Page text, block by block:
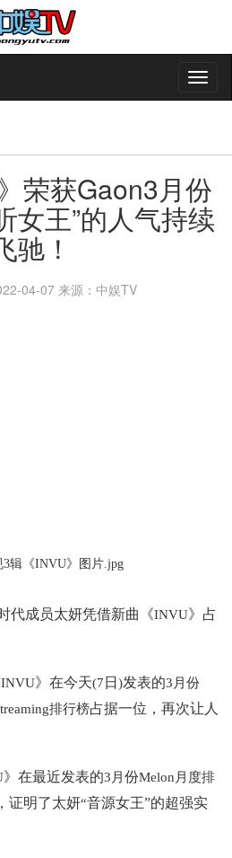
荣获Gaon3月份
女王”的人气持续
驰！
04-07 来源：中娱TV
代成员太妍凭借新曲《INVU》占
》在今天(7 日 )发表的3月份
排行榜占据一位，再次让人
》在最近发表的3月 份Melon月度排
证明了太妍“音源女王”的超强实